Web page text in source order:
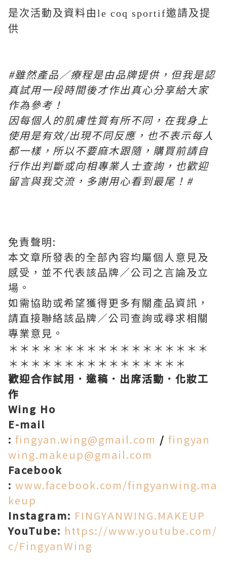
是次活動及資料由le coq sportif邀請及提
供
#雖然產品／療程是由品牌提供，但我是認
真試用一段時間後才作出真心分享給大家
作為參考！
因每個人的肌膚性質有所不同，在我身上
使用是有效/出現不同反應，也不表示每人
都一樣，所以不要麻木跟隨，購買前請自
行作出判斷或向相專業人士查詢，也歡迎
留言與我交流，多謝用心看到最尾！ #
免責聲明:
本文章所發表的全部內容均屬個人意見及
感受，並不代表該品牌／公司之言論及立
場。
如需協助或希望獲得更多有關產品資訊，
請直接聯絡該品牌／公司查詢或尋求相關
專業意見。
＊＊＊＊＊＊＊＊＊＊＊＊＊＊＊＊＊＊
＊＊＊＊＊＊＊＊＊＊＊＊＊＊＊＊
歡迎合作試用．邀稿．出席活動．化妝工
作
Wing Ho
E-mail
: fingyan.wing@gmail.com / fingyan
wing.makeup@gmail.com
Facebook
: www.facebook.com/fingyanwing.ma
keup
Instagram: FINGYANWING.MAKEUP
YouTube: https://www.youtube.com/
c/FingyanWing